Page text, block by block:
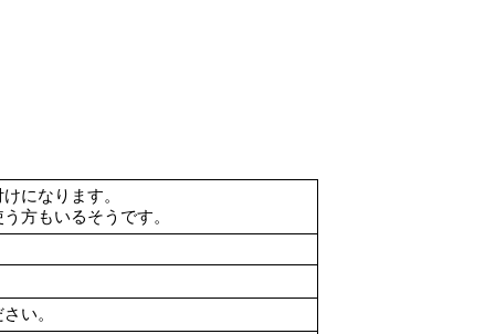
になります。
方もいるそうです。
い。